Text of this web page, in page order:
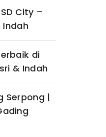
City –
Indah
di
& Indah
Serpong |